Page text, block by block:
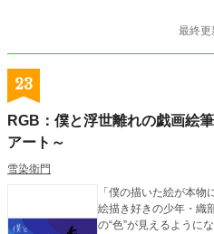
最終更
23
RGB：僕と浮世離れの戯画絵
アート～
雪染衛門
「僕の描いた絵が本物になっ
絵描き好きの少年・織
の“色”が見えるようにな